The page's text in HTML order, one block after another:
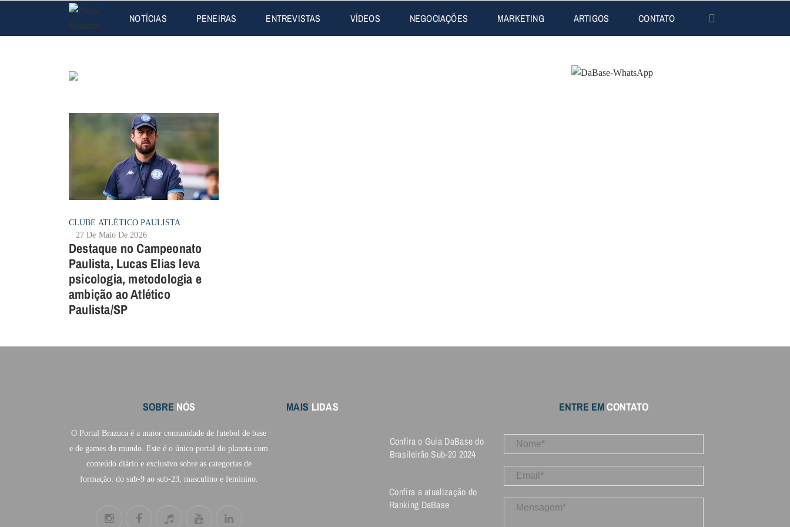
NOTÍCIAS PENEIRAS ENTREVISTAS VÍDEOS NEGOCIAÇÕES MARKETING ARTIGOS CONTATO
CLUBE ATLÉTICO PAULISTA
27 De Maio De 2026
Destaque no Campeonato
Paulista, Lucas Elias leva
psicologia, metodologia e
ambição ao Atlético
Paulista/SP
SOBRE NÓS
O Portal Brazuca é a maior comunidade de futebol de base
e de games do mundo. Este é o único portal do planeta com
conteúdo diário e exclusivo sobre as categorias de
formação: do sub-9 ao sub-23, masculino e feminino.
MAIS LIDAS
Confira o Guia DaBase do
Brasileirão Sub-20 2024
Confira a atualização do
Ranking DaBase
ENTRE EMCONTATO